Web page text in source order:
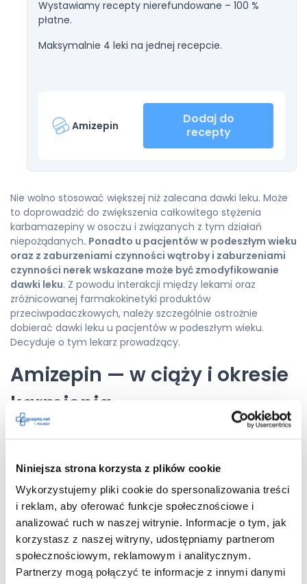
Niniejsza strona korzysta z plików cookie
Wykorzystujemy pliki cookie do spersonalizowania treści
i reklam, aby oferować funkcje społecznościowe i
analizować ruch w naszej witrynie. Informacje o tym, jak
korzystasz z naszej witryny, udostępniamy partnerom
społecznościowym, reklamowym i analitycznym.
Partnerzy mogą połączyć te informacje z innymi danymi
Wystawiamy recepty nierefundowane – 100 %
płatne.
Maksymalnie 4 leki na jednej recepcie.
Amizepin
Dodaj do
recepty
Nie wolno stosować większej niż zalecana dawki leku. Może
to doprowadzić do zwiększenia całkowitego stężenia
karbamazepiny w osoczu i związanych z tym działań
niepożądanych. Ponadto u pacjentów w podeszłym wieku
oraz z zaburzeniami czynności wątroby i zaburzeniami
czynności nerek wskazane może być zmodyfikowanie
dawki leku. Z powodu interakcji między lekami oraz
zróżnicowanej farmakokinetyki produktów
przeciwpadaczkowych, należy szczególnie ostrożnie
dobierać dawki leku u pacjentów w podeszłym wieku.
Decyduje o tym lekarz prowadzący.
Amizepin — w ciąży i okresie
karmienia
jednak korzyści z tym związane muszą znacznie
przewyższać ewentualne ryzyko.
pojawiać się wady wrodzone , w tym m.in.: wady wrodzone
twarzy (np. rozszczepienie górnej wargi i podniebienia),
wady cewy nerwowej (rozszczepienie kręgosłupa), wady
głowy, wady wrodzone prącia związane z otwarciem cewki
moczowej, wady palców, wady serca. Do tego mogą
występować: problemy z rozwojem neurologicznym u
dziecka lub krwotoki z pochwy u kobiety po porodzie.